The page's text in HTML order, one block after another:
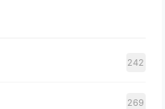
242
269